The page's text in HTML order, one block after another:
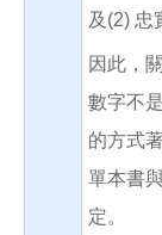
及(2) 忠
因此，
數字不
的方式
單本書
定。